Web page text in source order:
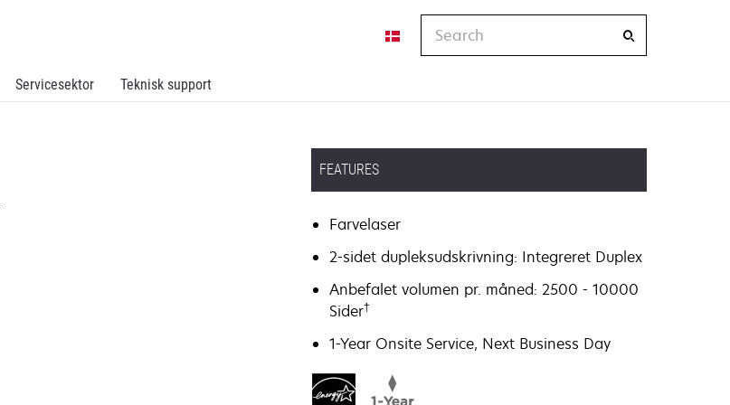
Servicesektor Teknisk support
FEATURES
Farvelaser
2-sidet dupleksudskrivning: Integreret Duplex
Anbefalet volumen pr. måned: 2500 - 10000
Sider†
1-Year Onsite Service, Next Business Day